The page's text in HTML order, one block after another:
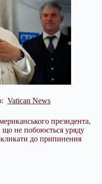
Vatican News
президента,
не побоюється уряду
до припинення